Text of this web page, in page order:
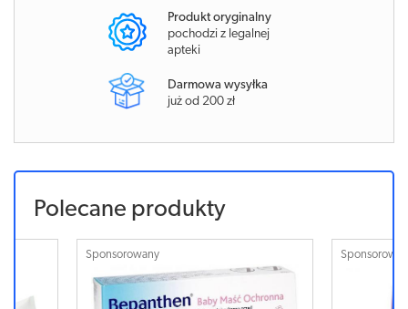
Produkt oryginalny
pochodzi z legalnej
apteki
Darmowa wysyłka
już od 200 zł
Polecane produkty
Sponsorowany